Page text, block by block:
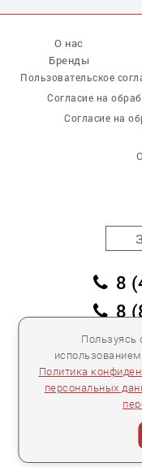
Пользуясь
использованием
Политика
персональных
О нас
Бренды
Пользовательское
Согласие на
Согласие на
8
8
пл.
Для
2026